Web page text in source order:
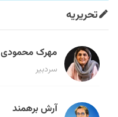
تحریریه
مهرک محمودی
سردبیر
آرش برهمند